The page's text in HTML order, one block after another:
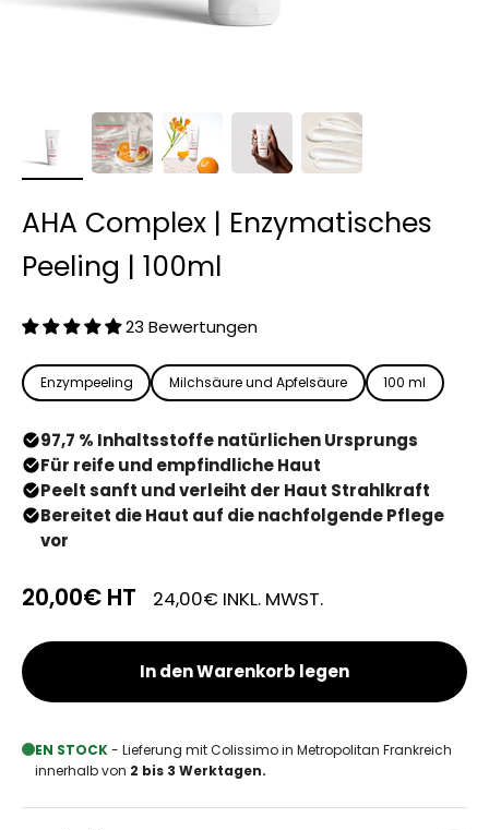
AHA Complex | Enzymatisches
Peeling | 100ml
23 Bewertungen
Enzympeeling Milchsäure und Apfelsäure 100 ml
97,7 % Inhaltsstoffe natürlichen Ursprungs
Für reife und empfindliche Haut
Peelt sanft und verleiht der Haut Strahlkraft
Bereitet die Haut auf die nachfolgende Pflege
vor
20,00€ HT 24,00€ INKL. MWST.
In den Warenkorb legen
EN STOCK- Lieferung mit Colissimo in Metropolitan Frankreich
innerhalb von 2 bis 3 Werktagen.